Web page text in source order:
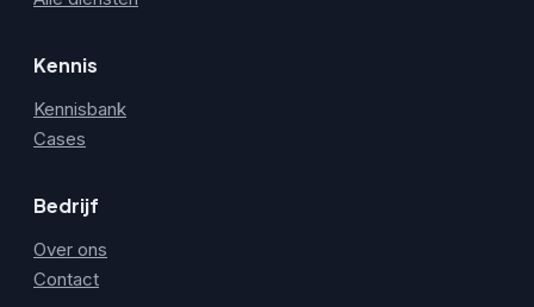
Kennis
Kennisbank
Cases
Bedrijf
Over ons
Contact